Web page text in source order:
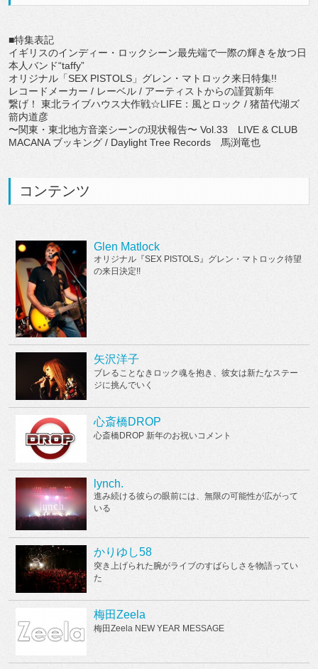
■特集表記
イギリスのインディー・ロックシーン最先端で一際の輝きを放つ日
本人バンド“taffy”
オリジナル「SEX PISTOLS」グレン・マトロック来日特集!!
レコードメーカー / レーベル / アーティストからの謹賀新年
繋げ！ 東北ライブハウス大作戦☆LIFE：風とロック / 猪苗代湖ズ
箭内道彦
〜関東・東北地方音楽シーンの現状報告〜 Vol.33 LIVE & CLUB
MACANA ブッキング / Daylight Tree Records 馬渕竜也
コンテンツ
Glen Matlock
オリジナル『SEX PISTOLS』グレン・マトロック待望
の来日決定!!
矢沢洋子
ブレることなきロック魂を抱き、彼女は新たなステー
ジに挑んでいく
心斎橋DROP
心斎橋DROP 新年のお祝いコメント
lynch.
進み続ける彼らの眼前には、無限の可能性が広がって
いる
かりゆし58
突き上げられた腕がライブのすばらしさを物語ってい
た
梅田Zeela
梅田Zeela NEW YEAR MESSAGE